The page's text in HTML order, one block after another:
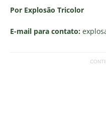
Por Explosão Tricolor
E-mail para contato: